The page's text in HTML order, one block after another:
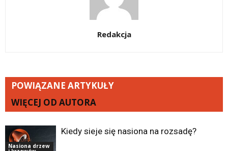
Redakcja
POWIĄZANE ARTYKUŁY
WIĘCEJ OD AUTORA
Nasiona drzew
Kiedy sieje się nasiona na rozsadę?